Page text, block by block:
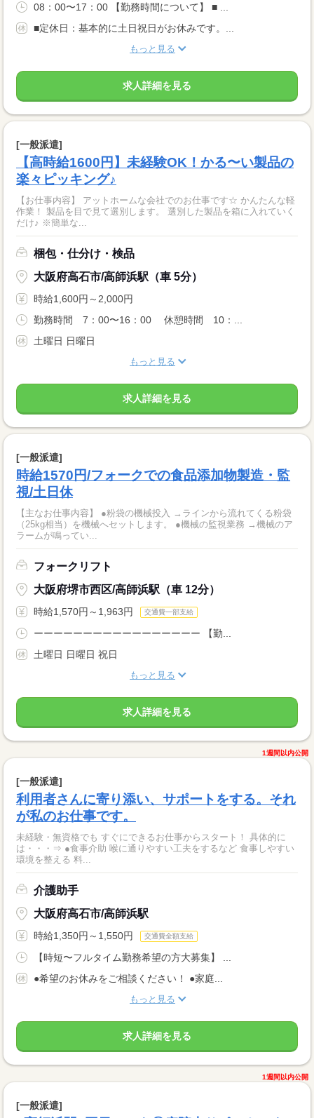
08：00〜17：00 【勤務時間について】 ■ ...
■定休日：基本的に土日祝日がお休みです。...
もっと見る
求人詳細を見る
[一般派遣]
【高時給1600円】未経験OK！かる〜い製品の
楽々ピッキング♪
【お仕事内容】 アットホームな会社でのお仕事です☆ かんたんな軽
作業！ 製品を目で見て選別します。 選別した製品を箱に入れていく
だけ♪ ※簡単な...
梱包・仕分け・検品
大阪府高石市/高師浜駅（車 5分）
時給1,600円～2,000円
勤務時間 7：00〜16：00 休憩時間 10：...
土曜日 日曜日
もっと見る
求人詳細を見る
[一般派遣]
時給1570円/フォークでの食品添加物製造・監
視/土日休
【主なお仕事内容】 ●粉袋の機械投入 →ラインから流れてくる粉袋
（25kg相当）を機械へセットします。 ●機械の監視業務 →機械のア
ラームが鳴ってい...
フォークリフト
大阪府堺市西区/高師浜駅（車 12分）
時給1,570円～1,963円 交通費一部支給
ーーーーーーーーーーーーーーーーー 【勤...
土曜日 日曜日 祝日
もっと見る
求人詳細を見る
1週間以内公開
[一般派遣]
利用者さんに寄り添い、サポートをする。それ
が私のお仕事です。
未経験・無資格でも すぐにできるお仕事からスタート！ 具体的に
は・・・⇒ ●食事介助 喉に通りやすい工夫をするなど 食事しやすい
環境を整える 料...
介護助手
大阪府高石市/高師浜駅
時給1,350円～1,550円 交通費全額支給
【時短〜フルタイム勤務希望の方大募集】 ...
●希望のお休みをご相談ください！ ●家庭...
もっと見る
求人詳細を見る
1週間以内公開
[一般派遣]